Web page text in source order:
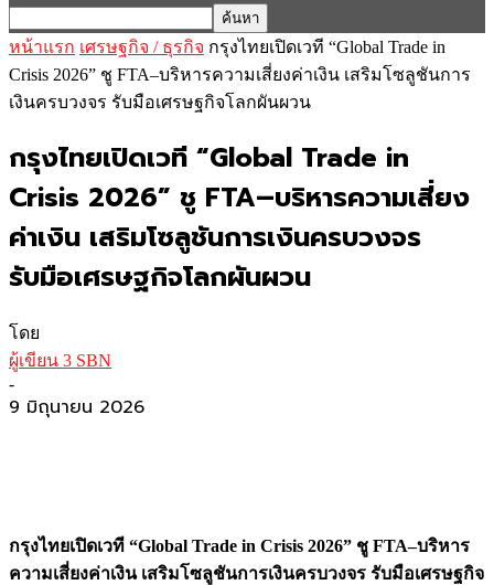
หน้าแรก เศรษฐกิจ / ธุรกิจ กรุงไทยเปิดเวที “Global Trade in
Crisis 2026” ชู FTA–บริหารความเสี่ยงค่าเงิน เสริมโซลูชันการ
เงินครบวงจร รับมือเศรษฐกิจโลกผันผวน
กรุงไทยเปิดเวที “Global Trade in
Crisis 2026” ชู FTA–บริหารความเสี่ยง
ค่าเงิน เสริมโซลูชันการเงินครบวงจร
รับมือเศรษฐกิจโลกผันผวน
โดย
ผู้เขียน 3 SBN
-
9 มิถุนายน 2026
กรุงไทยเปิดเวที “Global Trade in Crisis 2026” ชู FTA–บริหาร
ความเสี่ยงค่าเงิน เสริมโซลูชันการเงินครบวงจร รับมือเศรษฐกิจ